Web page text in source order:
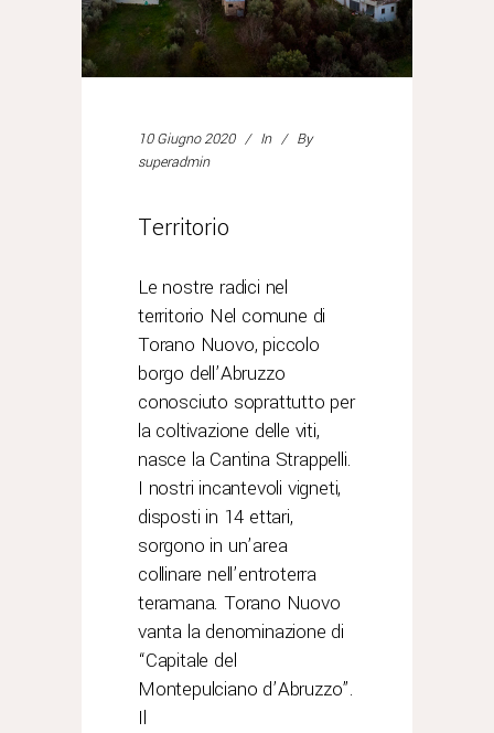
10 Giugno 2020 In
By
superadmin
Territorio
Le nostre radici nel
territorio Nel comune di
Torano Nuovo, piccolo
borgo dell’Abruzzo
conosciuto soprattutto per
la coltivazione delle viti,
nasce la Cantina Strappelli.
I nostri incantevoli vigneti,
disposti in 14 ettari,
sorgono in un’area
collinare nell’entroterra
teramana. Torano Nuovo
vanta la denominazione di
“Capitale del
Montepulciano d’Abruzzo”.
Il